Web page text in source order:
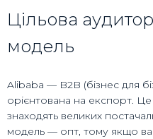
Цільова
модель
Alibaba — B2B (бізнес для
орієнтована на експорт. Це
знаходять великих
модель — опт, тому якщо